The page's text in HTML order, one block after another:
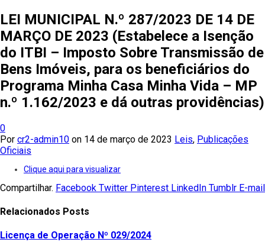
LEI MUNICIPAL N.º 287/2023 DE 14 DE
MARÇO DE 2023 (Estabelece a Isenção
do ITBI – Imposto Sobre Transmissão de
Bens Imóveis, para os beneficiários do
Programa Minha Casa Minha Vida – MP
n.º 1.162/2023 e dá outras providências)
0
Por cr2-admin10 on 14 de março de 2023 Leis, Publicações
Oficiais
Clique aqui para visualizar
Compartilhar. Facebook Twitter Pinterest LinkedIn Tumblr E-mail
Relacionados Posts
Licença de Operação Nº 029/2024